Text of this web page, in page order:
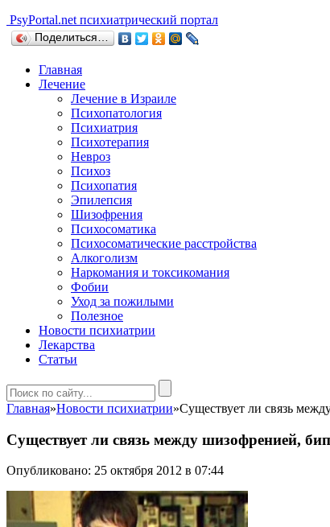
PsyPortal.net психиатрический портал
Поделиться…
Главная
Лечение
Лечение в Израиле
Психопатология
Психиатрия
Психотерапия
Невроз
Психоз
Психопатия
Эпилепсия
Шизофрения
Психосоматика
Психосоматические расстройства
Алкоголизм
Наркомания и токсикомания
Фобии
Уход за пожилыми
Полезное
Новости психиатрии
Лекарства
Статьи
Главная»Новости психиатрии»Существует ли связь
Существует ли связь между шизофренией,
Опубликовано: 25 октября 2012 в 07:44